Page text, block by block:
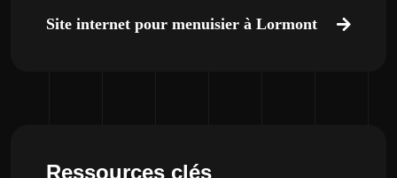
Site internet pour menuisier à Lormont
Ressources clés